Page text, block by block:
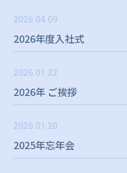
2026.04.09
2026年度入社式
2026.01.22
2026年 ご挨拶
2026.01.20
2025年忘年会